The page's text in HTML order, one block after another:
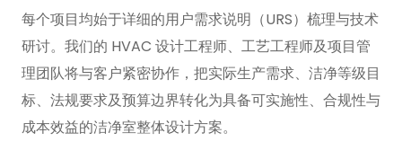
每个项目均始于详细的用户需求说明（URS）梳理与技术
研讨。我们的 HVAC 设计工程师、工艺工程师及项目管
理团队将与客户紧密协作，把实际生产需求、洁净等级目
标、法规要求及预算边界转化为具备可实施性、合规性与
成本效益的洁净室整体设计方案。